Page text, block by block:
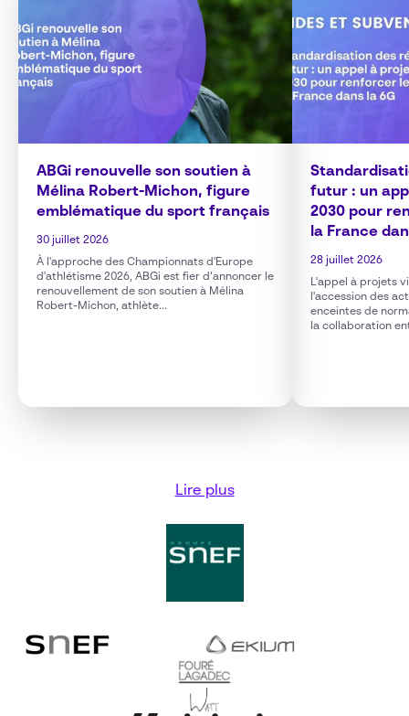
ABGi renouvelle son soutien à
Mélina Robert-Michon, figure
emblématique du sport français
30 juillet 2026
À l'approche des Championnats d'Europe
d'athlétisme 2026, ABGi est fier d’annoncer le
renouvellement de son soutien à Mélina
Robert-Michon, athlète...
futur : un
2030 pour
la France
28 juillet 2026
L'appel à projets
l'accession des
enceintes de
la collaboration
Lire plus